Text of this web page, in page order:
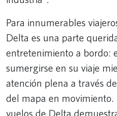
Para innumerables
Delta es una parte
entretenimiento a bordo:
sumergirse en su viaje
atención plena a través
del mapa en movimiento.
vuelos de Delta